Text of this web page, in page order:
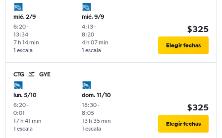
mié. 2/9
6:20-
13:34
1 escala
7 h 14 min
mié. 9/9
4:13-
8:20
1 escala
4 h 07 min
$325
Elegir fechas
CTG GYE
lun. 5/10
6:20-
0:01
1 escala
17 h 41 min
dom. 11/10
18:30-
8:05
1 escala
13 h 35 min
$325
Elegir fechas